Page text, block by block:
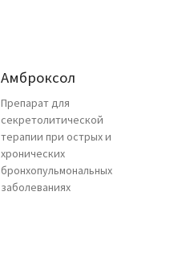
Амброксол
Препарат для
секретолитической
терапии при острых и
хронических
бронхопульмональных
заболеваниях